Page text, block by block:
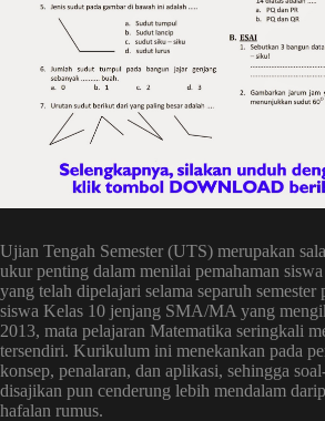
Ujian Tengah Semester (UTS) merupakan
ukur penting dalam menilai pemahaman
yang telah dipelajari selama separuh semester
siswa Kelas 10 jenjang SMA/MA yang
2013, mata pelajaran Matematika seringkali
tersendiri. Kurikulum ini menekankan pada
konsep, penalaran, dan aplikasi, sehingga
disajikan pun cenderung lebih mendalam
hafalan rumus.